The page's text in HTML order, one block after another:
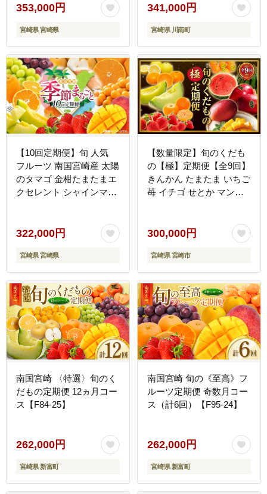
353,000円
宮崎県 宮崎県
ー果物フルーツぶどうフ
ルーツピオーネフルーツ
シャインフルーツマスカ
ットフルーツ大玉メロン
[B11702t12]
341,000円
宮崎県 川南町
【10回定期便】旬 人気
フルーツ 南国宮崎産 太陽
のタマゴ 金柑たまたまエ
クセレント シャインマス
ンゴー きんかん たまたま
ぶどう 果物 詰め合わせ
宮崎県 九州＜E-1コース
M500＞
322,000円
宮崎県 宮崎県
【数量限定】旬のくだも
の【極】定期便【全9回】
きんかん たまたま いちご
苺 イチゴ せとか マンゴ
完熟 種なしフルーツ 果物
300,000円
宮崎県 宮崎市
南国宮崎 〈特選〉旬のく
だもの定期便 12ヵ月コー
ス【F84-25】
262,000円
宮崎県 新富町
南国宮崎 旬の《至高》フ
ルーツ定期便 奇数月コー
ス（計6回）【F95-24】
262,000円
宮崎県 新富町